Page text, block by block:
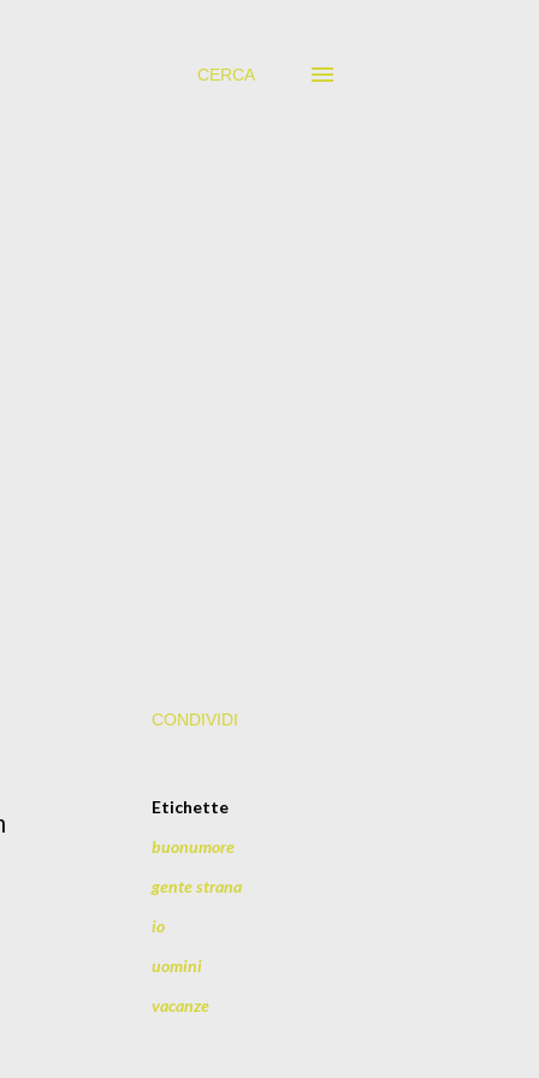
CERCA
CONDIVIDI
Etichette
buonumore
gente strana
io
uomini
vacanze